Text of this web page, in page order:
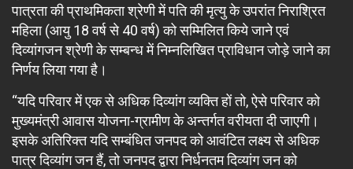
पात्रता की प्राथमिकता श्रेणी में पति की मृत्यु के उपरांत निराश्रित
महिला (आयु 18 वर्ष से 40 वर्ष) को सम्मिलित किये जाने एवं
दिव्यांगजन श्रेणी के सम्बन्ध में निम्नलिखित प्राविधान जोड़े जाने का
निर्णय लिया गया है।
“यदि परिवार में एक से अधिक दिव्यांग व्यक्ति हों तो, ऐसे परिवार को
मुख्यमंत्री आवास योजना-ग्रामीण के अन्तर्गत वरीयता दी जाएगी।
इसके अतिरिक्त यदि सम्बंधित जनपद को आवंटित लक्ष्य से अधिक
पात्र दिव्यांग जन हैं, तो जनपद द्वारा निर्धनतम दिव्यांग जन को